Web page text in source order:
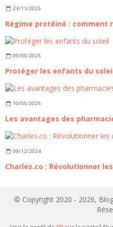
23/11/2025
Régime protéiné : comment
09/06/2025
Protéger les enfants du
10/05/2025
Les avantages des
09/12/2024
Charles.co : Révolutionner
© Copyright 2020 - 2026,